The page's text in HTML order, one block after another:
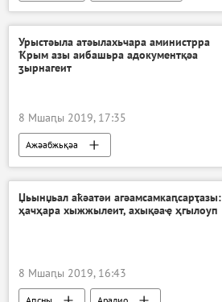
Урыстәыла атәылахьчара аминистрра
Ҟрым азы аибашьра адокументқәа
ӡырнагеит
8 Мшаԥы 2019, 17:35
Ажәабжьқәа
Џьынџьал аҟәатәи агәамсамкаԥсарҭазы:
ҳачҳара хыжжылеит, ахықәаҿ ҳгылоуп
8 Мшаԥы 2019, 16:43